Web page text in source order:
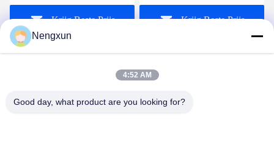
backhaul en bewaking
Krijg Beste Prijs
Power Anti-Drone & Anti-
UAV systeem met
Krijg Beste Prijs
Nengxun Communication Technology Co.,Ltd.
Nengxun
4:52 AM
Good day, what product are you looking for?